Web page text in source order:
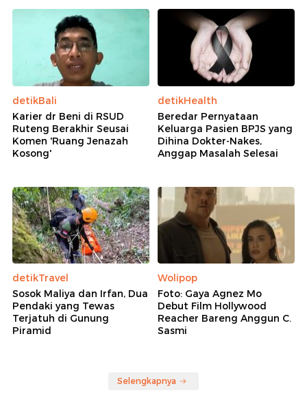
detikBali
Karier dr Beni di RSUD
Ruteng Berakhir Seusai
Komen 'Ruang Jenazah
Kosong'
detikHealth
Beredar Pernyataan
Keluarga Pasien BPJS yang
Dihina Dokter-Nakes,
Anggap Masalah Selesai
detikTravel
Sosok Maliya dan Irfan, Dua
Pendaki yang Tewas
Terjatuh di Gunung
Piramid
Wolipop
Foto: Gaya Agnez Mo
Debut Film Hollywood
Reacher Bareng Anggun C.
Sasmi
Selengkapnya